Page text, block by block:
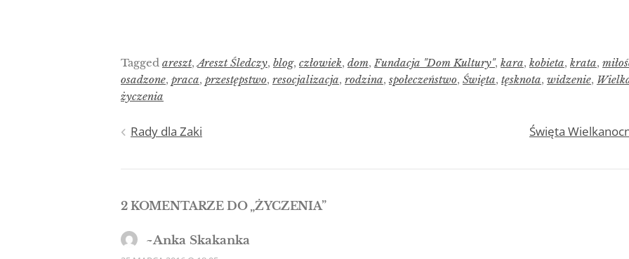
Tagged areszt,Areszt Śledczy, blog, człowiek, dom,Fundacja "Dom Kultury", kara, kobieta, krata,
osadzone, praca, przestępstwo, resocjalizacja, rodzina, społeczeństwo, Święta, tęsknota, widzenie,
życzenia
Nawigacja
wpisu
Rady dla Zaki Święta
2 KOMENTARZE DO „ŻYCZENIA”
~Anka Skakanka